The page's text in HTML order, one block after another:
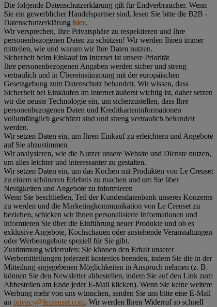
Die folgende Datenschutzerklärung gilt für Endverbraucher. Wenn
Sie ein gewerblicher Handelspartner sind, lesen Sie bitte die B2B -
Datenschutzerklärung hier.
Wir versprechen, Ihre Privatsphäre zu respektieren und Ihre
personenbezogenen Daten zu schützen! Wir werden Ihnen immer
mitteilen, wie und warum wir Ihre Daten nutzen.
Sicherheit beim Einkauf im Internet ist unsere Priorität
Ihre personenbezogenen Angaben werden sicher und streng
vertraulich und in Übereinstimmung mit der europäischen
Gesetzgebung zum Datenschutz behandelt. Wir wissen, dass
Sicherheit bei Einkäufen im Internet äußerst wichtig ist, daher setzen
wir die neuste Technologie ein, um sicherzustellen, dass Ihre
personenbezogenen Daten und Kreditkarteninformationen
vollumfänglich geschützt sind und streng vertraulich behandelt
werden.
Wir setzen Daten ein, um Ihren Einkauf zu erleichtern und Angebote
auf Sie abzustimmen
Wir analysieren, wie die Nutzer unsere Website und Dienste nutzen,
um alles leichter und interessanter zu gestalten.
Wir setzen Daten ein, um das Kochen mit Produkten von Le Creuset
zu einem schöneren Erlebnis zu machen und um Sie über
Neuigkeiten und Angebote zu informieren
Wenn Sie beschließen, Teil der Kundendatenbank unseres Konzerns
zu werden und die Marketingkommunikation von Le Creuset zu
beziehen, schicken wir Ihnen personalisierte Informationen und
informieren Sie über die Einführung neuer Produkte und ob es
exklusive Angebote, Kochschauen oder anstehende Veranstaltungen
oder Werbeangebote speziell für Sie gibt.
Zustimmung widerrufen: Sie können den Erhalt unserer
Werbemitteilungen jederzeit kostenlos beenden, indem Sie die in der
Mitteilung angegebenen Möglichkeiten in Anspruch nehmen (z. B.
können Sie den Newsletter abbestellen, indem Sie auf den Link zum
Abbestellen am Ende jeder E-Mail klicken). Wenn Sie keine weitere
Werbung mehr von uns wünschen, senden Sie uns bitte eine E-Mail
an privacy@lecreuset.com. Wir werden Ihren Widerruf so schnell